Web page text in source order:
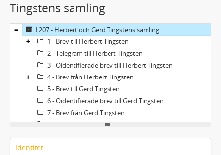
Tingstens samling
L207 - Herbert och Gerd Tingstens samling
1 - Brev till Herbert Tingsten
2 - Telegram till Herbert Tingsten
3 - Oidentifierade brev till Herbert Tingsten
4 - Brev från Herbert Tingsten
5 - Brev till Gerd Tingsten
6 - Oidentifierade brev till Gerd Tingsten
7 - Brev från Gerd Tingsten
8 - Brev mellan övriga
9 - Biographica
Identitet